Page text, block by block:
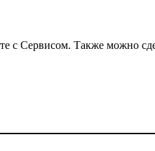
с Сервисом. Также можно